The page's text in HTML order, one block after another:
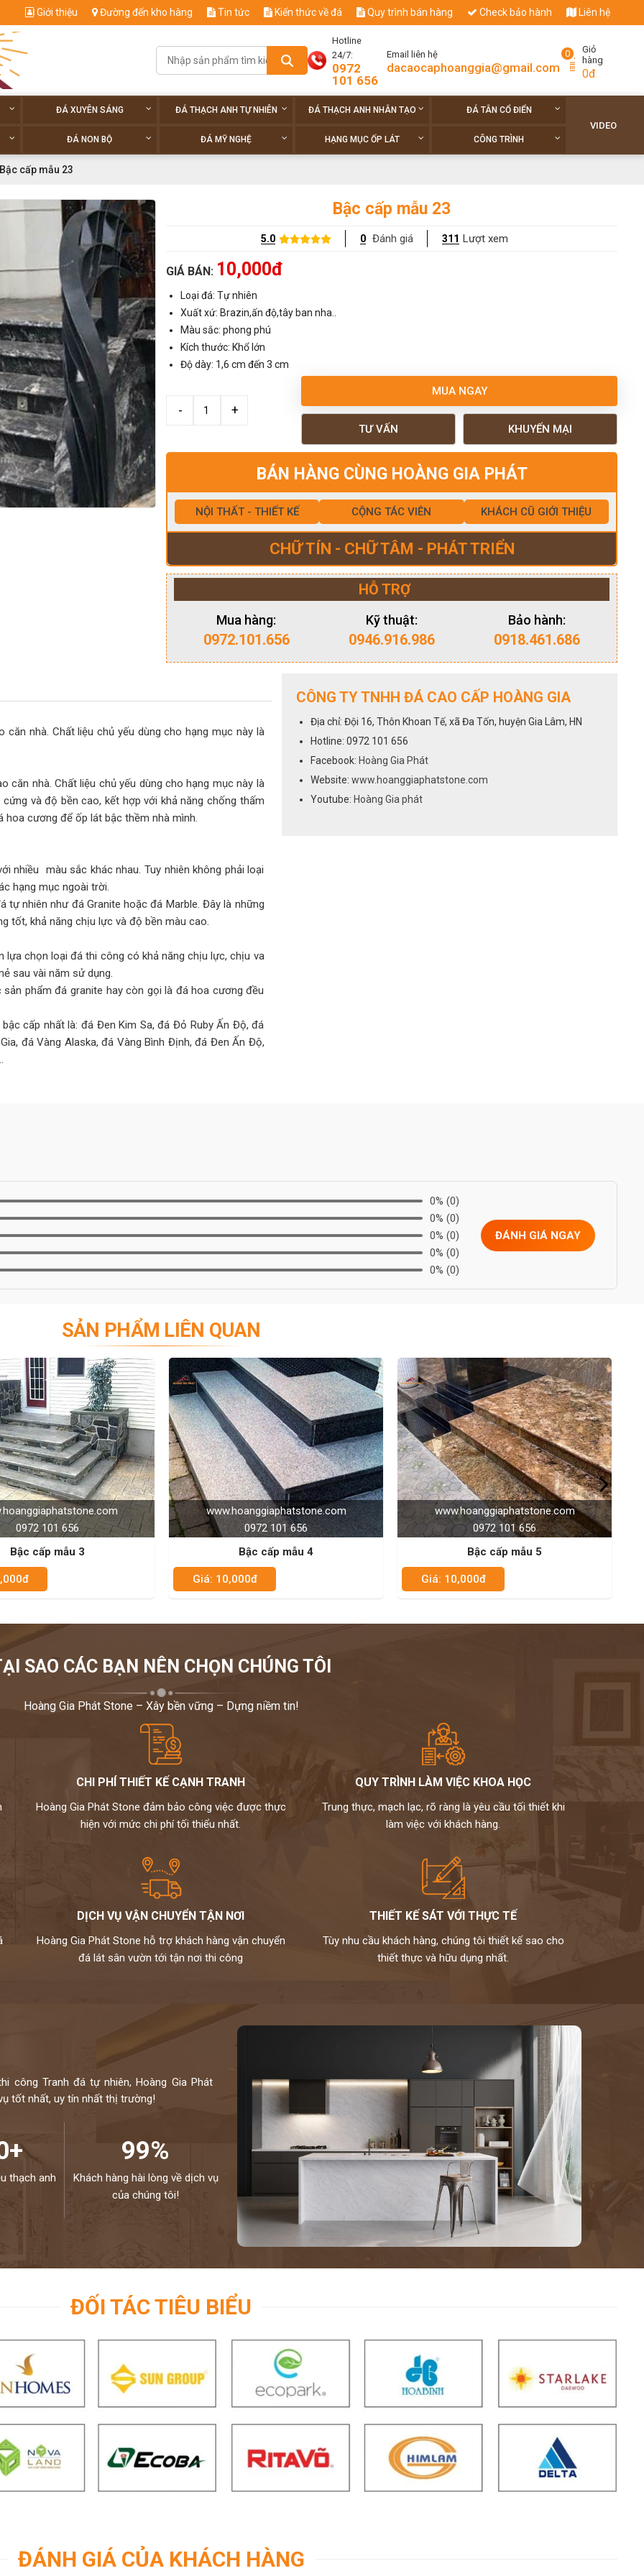
Giới thiệu Đường đến kho hàng Tin tức Kiến thức về đá Quy trình bán hàng Check bảo hành Liên hệ
Hotline
24/7:
0972
101 656
Email liên hệ
dacaocaphoanggia@gmail.com
0
Giỏ
hàng
0đ
ĐÁ XUYÊN SÁNG ĐÁ THẠCH ANH TỰ NHIÊN ĐÁ THẠCH ANH NHÂN TẠO ĐÁ TÂN CỔ ĐIỂN
ĐÁ NON BỘ ĐÁ MỸ NGHỆ HẠNG MỤC ỐP LÁT CÔNG TRÌNH
VIDEO
Bậc cấp mẫu 23
Bậc cấp mẫu 23
5.0 0 Đánh giá 311 Lượt xem
GIÁ BÁN: 10,000đ
Loại đá: Tự nhiên
Xuất xứ: Brazin,ấn độ,tây ban nha..
Màu sắc: phong phú
Kích thước: Khổ lớn
Độ dày: 1,6 cm đến 3 cm
MUA NGAY
TƯ VẤN KHUYẾN MẠI
BÁN HÀNG CÙNG HOÀNG GIA PHÁT
NỘI THẤT - THIẾT KẾ CỘNG TÁC VIÊN KHÁCH CŨ GIỚI THIỆU
CHỮ TÍN - CHỮ TÂM - PHÁT TRIỂN
HỖ TRỢ
Mua hàng:
0972.101.656
Kỹ thuật:
0946.916.986
Bảo hành:
0918.461.686
nhà. Chất liệu chủ yếu dùng cho hạng mục này là
căn nhà. Chất liệu chủ yếu dùng cho hạng mục này là
và độ bền cao, kết hợp với khả năng chống thấm
cương để ốp lát bậc thềm nhà mình.
nhiều màu sắc khác nhau. Tuy nhiên không phải loại
hạng mục ngoài trời.
nhiên như đá Granite hoặc đá Marble. Đây là những
tốt, khả năng chịu lực và độ bền màu cao.
lựa chọn loại đá thi công có khả năng chịu lực, chịu va
sau vài năm sử dụng.
phẩm đá granite hay còn gọi là đá hoa cương đều
cấp nhất là: đá Đen Kim Sa, đá Đỏ Ruby Ấn Độ, đá
đá Vàng Alaska, đá Vàng Bình Định, đá Đen Ấn Độ,
Nâu Tây Ban Nha, đá Vàng Thủy Tinh, đá Vàng Iran,
áp lực tác động lớn nên cần chọn đá tự nhiên để thi
bền rất cao.
ốp có màu chuẩn tự nhiên của đá để giữ được màu đá
nhuộm màu bề mặt như: đá Đen nhuộm, đá Đỏ
như thời tiết như gió, mưa, bụi bẩn,… nên rất dễ bị
như:
ốp đá màu khác như đá đen, trắng, xám...
đá tự nhiên màu nào đó rồi phối hợp với đá cổ bậc
cấp sẽ sử dụng một loại đá để tạo lên một tổng thể
cũng có nhiều phương án thiết kế như: mài tròn cạnh,
nhất trong thết kế xây dựng. Khách hàng có thể
để có thêm ý tưởng thi công cho nhà mình.
của các bạn.
CÔNG TY TNHH ĐÁ CAO CẤP HOÀNG GIA
Địa chỉ: Đội 16, Thôn Khoan Tế, xã Đa Tốn, huyện Gia Lâm, HN
Hotline: 0972 101 656
Facebook: Hoàng Gia Phát
Website: www.hoanggiaphatstone.com
Youtube: Hoàng Gia phát
0% (0)
0% (0)
0% (0)
0% (0)
0% (0)
ĐÁNH GIÁ NGAY
SẢN PHẨM LIÊN QUAN
www.hoanggiaphatstone.com
0972 101 656
www.hoanggiaphatstone.com
0972 101 656
0972 101 656
SAO CÁC BẠN NÊN CHỌN CHÚNG TÔI
Hoàng Gia Phát Stone – Xây bền vững – Dựng niềm tin!
CHI PHÍ THIẾT KẾ CẠNH TRANH
Hoàng Gia Phát Stone đảm bảo công việc được thực
hiện với mức chi phí tối thiểu nhất.
QUY TRÌNH LÀM VIỆC KHOA HỌC
Trung thực, mạch lạc, rõ ràng là yêu cầu tối thiết khi
làm việc với khách hàng.
DỊCH VỤ VẬN CHUYỂN TẬN NƠI
Hoàng Gia Phát Stone hỗ trợ khách hàng vận chuyển
đá lát sân vườn tới tận nơi thi công
THIẾT KẾ SÁT VỚI THỰC TẾ
Tùy nhu cầu khách hàng, chúng tôi thiết kế sao cho
thiết thực và hữu dụng nhất.
công Tranh đá tự nhiên, Hoàng Gia Phát
tốt nhất, uy tín nhất thị trường!
thạch anh
99%
Khách hàng hài lòng về dịch vụ
của chúng tôi!
ĐỐI TÁC TIÊU BIỂU
ĐÁNH GIÁ CỦA KHÁCH HÀNG